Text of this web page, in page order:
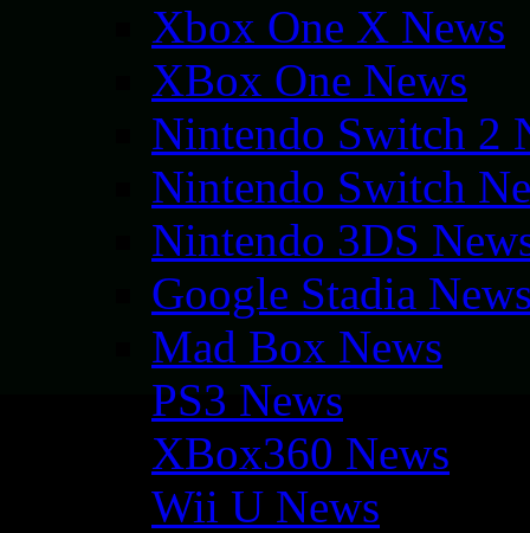
Xbox One X News
XBox One News
Nintendo Switch 2
Nintendo Switch
Nintendo 3DS
Google Stadia
Mad Box News
PS3 News
XBox360 News
Wii U News